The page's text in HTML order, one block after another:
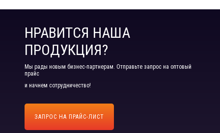
НРАВИТСЯ НАША
ПРОДУКЦИЯ?
Мы рады новым бизнес-партнерам. Отправьте запрос на оптовый
прайс
и начнем сотрудничество!
ЗАПРОС НА ПРАЙС-ЛИСТ